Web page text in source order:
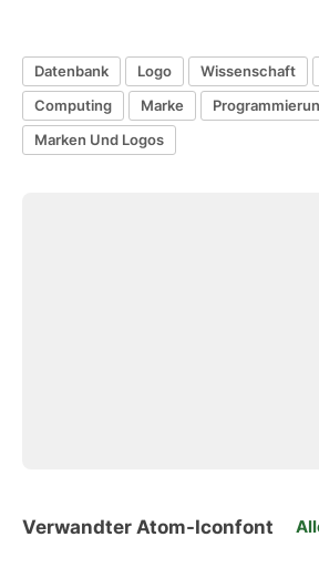
Datenbank Logo Wissenschaft
Computing
Marke
Marken Und Logos
Verwandter Atom-Iconfont